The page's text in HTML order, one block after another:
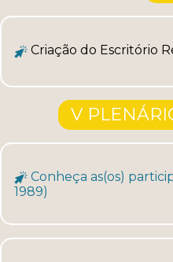
Criação do Escritório
V
Conheça as(os)